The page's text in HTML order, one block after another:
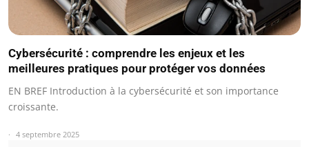
Cybersécurité : comprendre les enjeux et les
meilleures pratiques pour protéger vos données
EN BREF Introduction à la cybersécurité et son importance
croissante.
4 septembre 2025